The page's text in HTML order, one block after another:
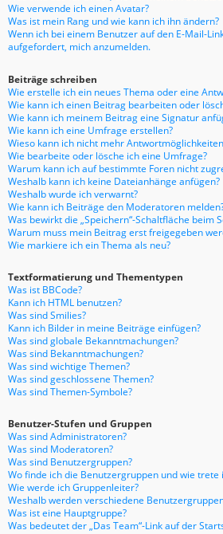
Wie verwende ich einen Avatar?
Was ist mein Rang und wie kann ich ihn ändern?
Wenn ich bei einem Benutzer auf den E-Mail-
aufgefordert, mich anzumelden.
Beiträge schreiben
Wie erstelle ich ein neues Thema oder eine
Wie kann ich einen Beitrag bearbeiten oder
Wie kann ich meinem Beitrag eine Signatur
Wie kann ich eine Umfrage erstellen?
Wieso kann ich nicht mehr
Wie bearbeite oder lösche ich eine Umfrage?
Warum kann ich auf bestimmte Foren nicht
Weshalb kann ich keine Dateianhänge anfügen?
Weshalb wurde ich verwarnt?
Wie kann ich Beiträge den Moderatoren
Was bewirkt die „Speichern“-Schaltfläche beim
Warum muss mein Beitrag erst freigegeben
Wie markiere ich ein Thema als neu?
Textformatierung und Thementypen
Was ist BBCode?
Kann ich HTML benutzen?
Was sind Smilies?
Kann ich Bilder in meine Beiträge einfügen?
Was sind globale Bekanntmachungen?
Was sind Bekanntmachungen?
Was sind wichtige Themen?
Was sind geschlossene Themen?
Was sind Themen-Symbole?
Benutzer-Stufen und Gruppen
Was sind Administratoren?
Was sind Moderatoren?
Was sind Benutzergruppen?
Wo finde ich die Benutzergruppen und wie trete
Wie werde ich Gruppenleiter?
Weshalb werden verschiedene
Was ist eine Hauptgruppe?
Was bedeutet der „Das Team“-Link auf der